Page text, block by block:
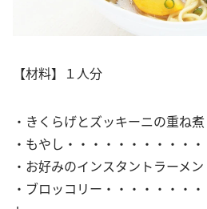
【材料】１人分
・きくらげとズッキーニの重ね
・もやし・・・・・・・・・・
・お好みのインスタントラーメ
・ブロッコリー・・・・・・・